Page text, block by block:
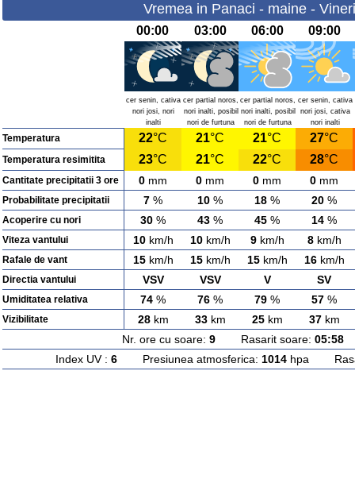
Vremea in Panaci - maine -
00:00 03:00 06:00 09:00
cer senin, cativa
nori josi, nori
inalti
cer partial noros,
nori inalti, posibil
nori de furtuna
cer partial noros,
nori inalti, posibil
nori de furtuna
cer senin, cativa
nori josi, cativa
nori inalti
Temperatura 22°C 21°C 21°C 27°C
Temperatura resimitita 23°C 21°C 22°C 28°C
Cantitate precipitatii 3 ore 0 mm 0 mm 0 mm 0 mm
Probabilitate precipitatii 7 % 10 % 18 % 20 %
Acoperire cu nori 30 % 43 % 45 % 14 %
Viteza vantului 10km/h 10km/h 9km/h 8km/h
Rafale de vant 15km/h 15km/h 15km/h 16km/h
Directia vantului VSV VSV V SV
Umiditatea relativa 74 % 76 % 79 % 57 %
Vizibilitate 28km 33km 25km 37km
Nr. ore cu soare: 9Rasarit soare: 05:58
Index UV : 6 Presiunea atmosferica: 1014 hpa